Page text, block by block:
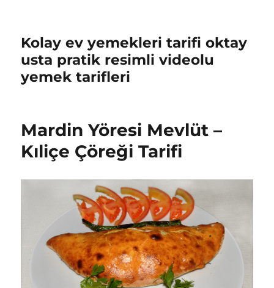
Kolay ev yemekleri tarifi oktay
usta pratik resimli videolu
yemek tarifleri
Mardin Yöresi Mevlüt –
Kıliçe Çöreği Tarifi